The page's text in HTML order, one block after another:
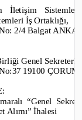
İletişim
İş Ortaklığı,
2/4 Balgat
Genel
19100
“Genel
Alımı” İhalesi